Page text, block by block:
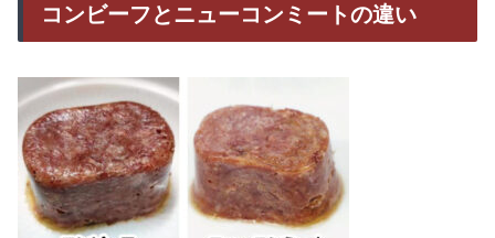
コンビーフとニューコンミートの違い